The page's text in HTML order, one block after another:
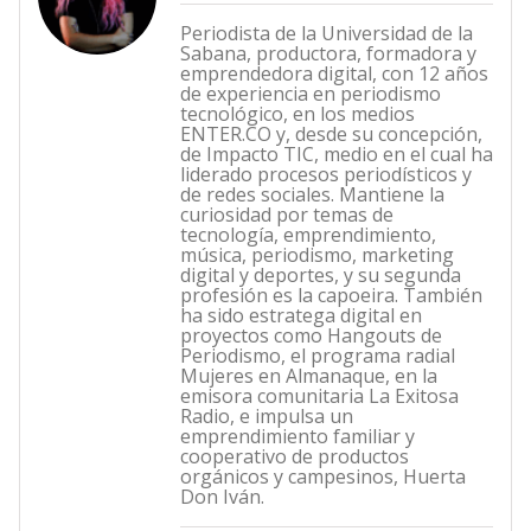
Periodista de la Universidad de la
Sabana, productora, formadora y
emprendedora digital, con 12 años
de experiencia en periodismo
tecnológico, en los medios
ENTER.CO y, desde su concepción,
de Impacto TIC, medio en el cual ha
liderado procesos periodísticos y
de redes sociales. Mantiene la
curiosidad por temas de
tecnología, emprendimiento,
música, periodismo, marketing
digital y deportes, y su segunda
profesión es la capoeira. También
ha sido estratega digital en
proyectos como Hangouts de
Periodismo, el programa radial
Mujeres en Almanaque, en la
emisora comunitaria La Exitosa
Radio, e impulsa un
emprendimiento familiar y
cooperativo de productos
orgánicos y campesinos, Huerta
Don Iván.